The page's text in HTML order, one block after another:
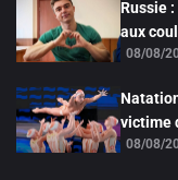
Russie
aux
08/08/
victime
08/08/